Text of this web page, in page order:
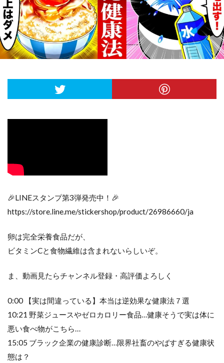
🎉LINEスタンプ第3弾発売中！🎉
https://store.line.me/stickershop/product/26986660/ja
卵は完全栄養食品だが、
ビタミンCと食物繊維は含まれないらしいぞ。
ま、動画見たらチャンネル登録・高評価よろしく
0:00 【実は間違っている】本当は逆効果な健康法７選
10:21 野菜ジュースやゼロカロリー食品…健康そうで実は体に
悪い食べ物がこちら…
15:05 ブラック企業の健康診断…限界社畜のやばすぎる健康状
態は？